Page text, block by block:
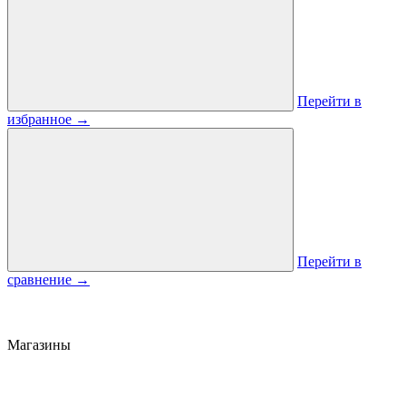
Перейти в
избранное →
Перейти в
сравнение →
Магазины